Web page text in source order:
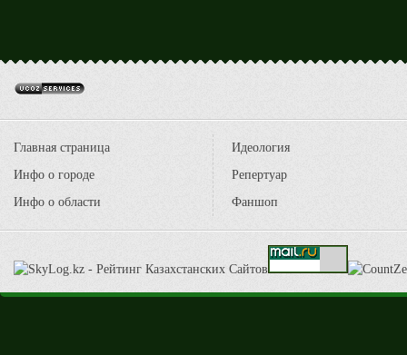
Главная страница
Инфо о городе
Инфо о области
Идеология
Репертуар
Фаншоп